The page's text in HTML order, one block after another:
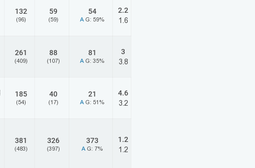
132
(96)
59
(59)
54
A G: 59%
2.2
1.6
261
(409)
88
(107)
81
A G: 35%
3
3.8
185
(54)
40
(17)
21
A G: 51%
4.6
3.2
381
(483)
326
(397)
373
A G: 7%
1.2
1.2